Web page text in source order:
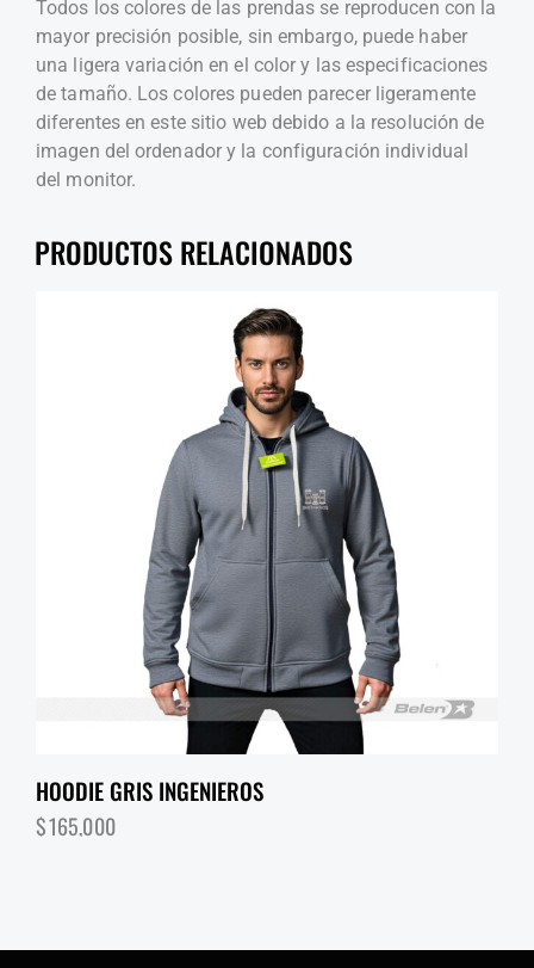
Todos los colores de las prendas se reproducen con la
mayor precisión posible, sin embargo, puede haber
una ligera variación en el color y las especificaciones
de tamaño. Los colores pueden parecer ligeramente
diferentes en este sitio web debido a la resolución de
imagen del ordenador y la configuración individual
del monitor.
PRODUCTOS RELACIONADOS
HOODIE GRIS INGENIEROS
$165,000